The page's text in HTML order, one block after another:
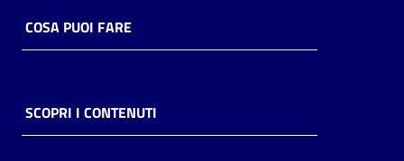
COSA PUOI FARE
SCOPRI I CONTENUTI